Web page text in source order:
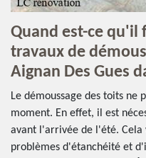
Quand est-ce qu'il
travaux de
Aignan Des Gues
Le démoussage des toits ne
moment. En effet, il est
avant l'arrivée de l'été.
problèmes d'étanchéité et